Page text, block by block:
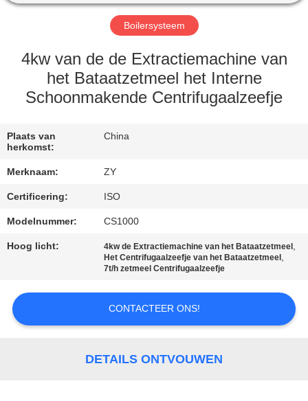
FABRIEKSREIS
KWALITEITSCONTROLE
ONS
VERZOEK
OM EEN
SITEMAP
Boilersysteem
4kw van de de Extractiemachine van
het Bataatzetmeel het Interne
Schoonmakende Centrifugaalzeefje
Plaats van
herkomst:
China
Merknaam: ZY
Certificering: ISO
Modelnummer: CS1000
Hoog licht: 4kw de Extractiemachine van het Bataatzetmeel ,
Het Centrifugaalzeefje van het Bataatzetmeel ,
7t/h zetmeel Centrifugaalzeefje
CONTACTEER ONS!
DETAILS ONTVOUWEN